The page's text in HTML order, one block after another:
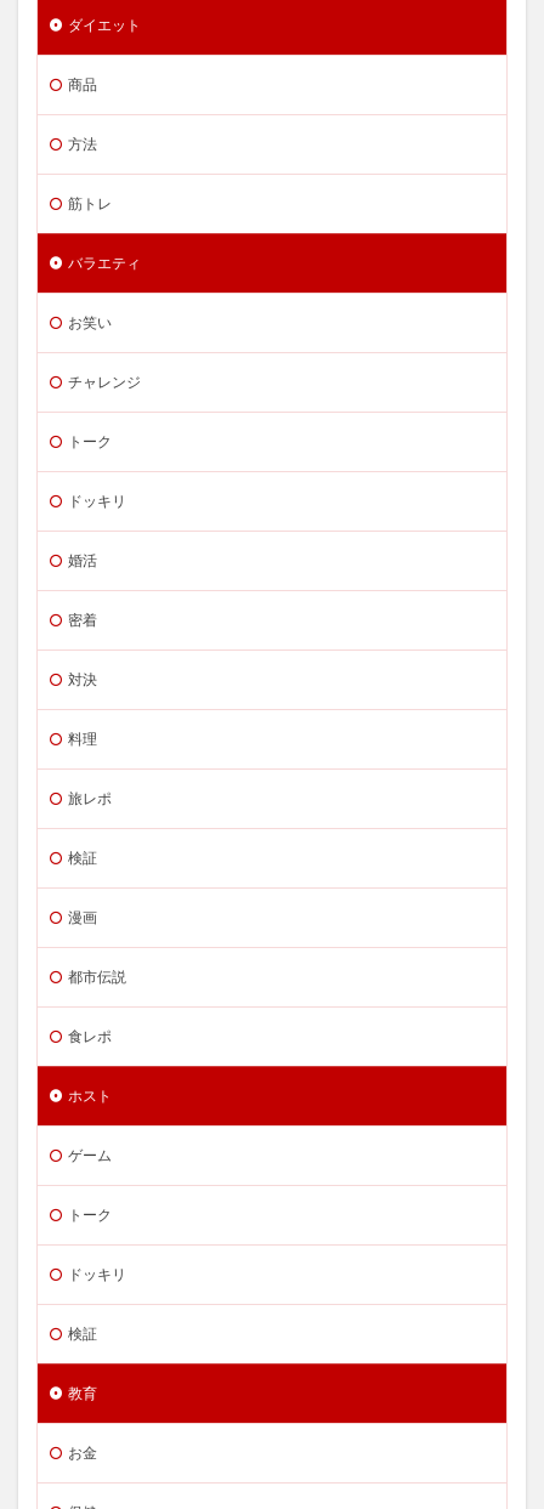
ダイエット
商品
方法
筋トレ
バラエティ
お笑い
チャレンジ
トーク
ドッキリ
婚活
密着
対決
料理
旅レポ
検証
漫画
都市伝説
食レポ
ホスト
ゲーム
トーク
ドッキリ
検証
教育
お金